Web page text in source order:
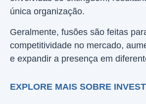
única organização.
Geralmente, fusões são feitas
competitividade no mercado,
e expandir a presença em
EXPLORE MAIS SOBRE